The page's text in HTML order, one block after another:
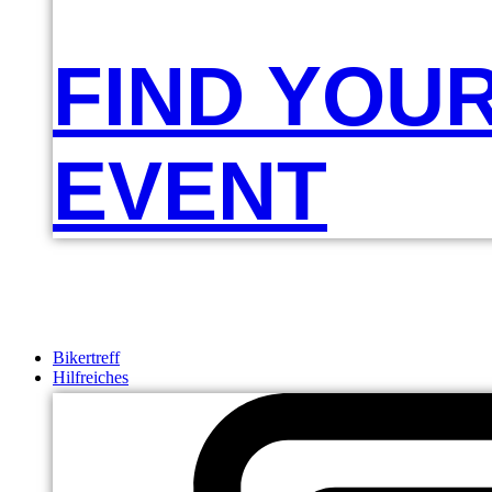
FIND
EVENT
Bikertreff
Hilfreiches